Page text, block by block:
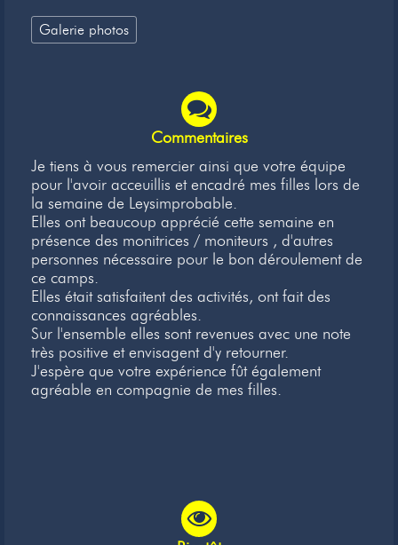
Galerie photos
Commentaires
Je tiens à vous remercier ainsi que votre équipe
pour l'avoir acceuillis et encadré mes filles lors de
la semaine de Leysimprobable.
Elles ont beaucoup apprécié cette semaine en
présence des monitrices / moniteurs , d'autres
personnes nécessaire pour le bon déroulement de
ce camps.
Elles était satisfaitent des activités, ont fait des
connaissances agréables.
Sur l'ensemble elles sont revenues avec une note
très positive et envisagent d'y retourner.
J'espère que votre expérience fût également
agréable en compagnie de mes filles.